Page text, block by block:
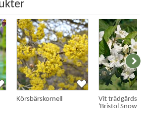
Körsbärskornell
Vit
'Bristol